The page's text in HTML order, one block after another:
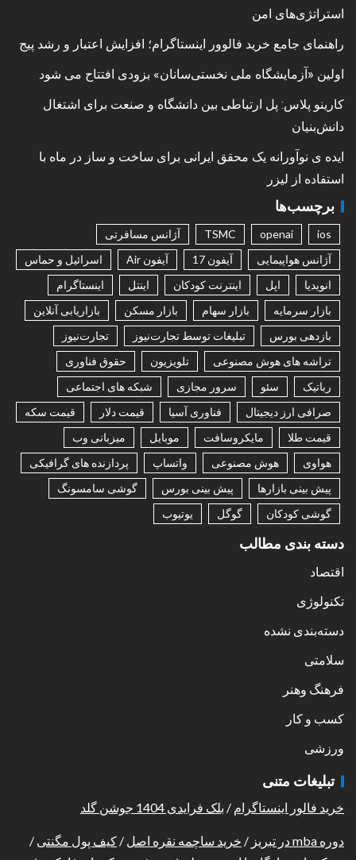
استراتژی‌های امن
راهنمای جامع خرید فالوور اینستاگرام؛ افزایش اعتبار و رشد پیج
اولین «آزمایشگاه ملی نخستی‌سانان» بزودی افتتاح می شود
کارینو پلاس: پل ارتباطی بین دانشگاه و صنعت برای اشتغال
دانش‌بنیان
ایده ی نوآورانه یک محقق ایرانی برای ساخت و ساز در ماه با
استفاده از لیزر
برچسب‌ها
ios
openai
TSMC
آژانس مسافرتی
آژانس هواپیمایی
آیفون 17 آیفون Air
اسرائیل و حماس
انویدیا
اپل اینترنت کودکان اینتل
اینستاگرام
بازار سرمایه
بازار سهام بازار مسکن
بازاریابی آنلاین
بازدهی بورس
تبلیغات توسط تجارت‌نیوز
تجارت‌نیوز
تراشه های هوش مصنوعی
تلویزیون
حقوق فناوری
رباتیک
سئو سرور مجازی
شبکه های اجتماعی
صرافی ارز دیجیتال
فناوری آسیا قیمت دلار
قیمت سکه
قیمت طلا
مایکروسافت موبایل
میزبانی وب
هواوی
هوش مصنوعی واتساپ
پردازنده های گرافیکی
پیش بینی بازارها
پیش بینی بورس
گوشی سامسونگ
گوشی کودکان
گوگل یوتیوب
دسته بندی مطالب
اقتصاد
تکنولوژی
دسته‌بندی نشده
سلامتی
فرهنگ وهنر
کسب و کار
ورزشی
تبلیغات متنی
خرید فالور اینستاگرام / بلک فرایدی 1404 جوشن گلد
دوره mba در تبریز / خرید ساچمه نقره اصل / کیف پول مگنتی /